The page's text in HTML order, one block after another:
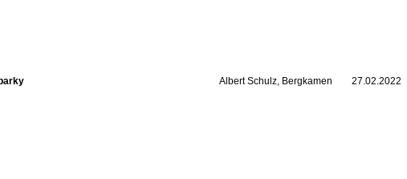
Albert Schulz, Bergkamen 27.02.2022